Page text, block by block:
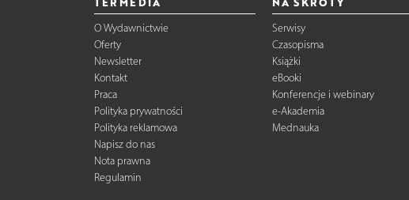
O Wydawnictwie
Oferty
Newsletter
Kontakt
Praca
Polityka prywatności
Polityka reklamowa
Napisz do nas
Nota prawna
Regulamin
Serwisy
Czasopisma
Książki
eBooki
Konferencje i webinary
e-Akademia
Mednauka